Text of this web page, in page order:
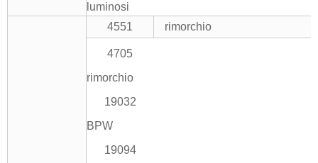
luminosi
4551 rimorchio
4705
rimorchio
19032
BPW
19094